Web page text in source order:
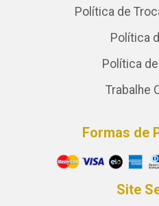
Política de
Política
Política
Trabalhe
Formas de
Site